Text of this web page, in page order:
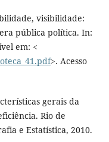
visibilidade:
pública política. In:
em: <
>. Acesso
gerais da
Rio de
e Estatística, 2010.